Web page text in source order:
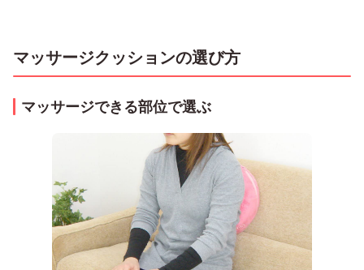
マッサージクッションの選び方
マッサージできる部位で選ぶ